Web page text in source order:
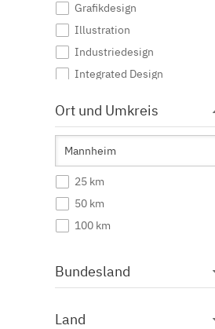
Grafikdesign
Illustration
Industriedesign
Integrated Design
Journalismus
Kommunikationsdesign
Kreatives Schreiben
Kunst
Kunstgeschichte
Medieninformatik
Ort und Umkreis
25 km
50 km
100 km
Bundesland
Land